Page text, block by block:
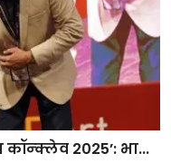
2025’: भा...